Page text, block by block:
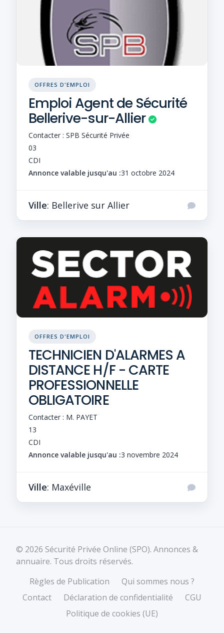
OFFRES D'EMPLOI
Emploi Agent de Sécurité
Bellerive-sur-Allier
Contacter : SPB Sécurité Privée
03
CDI
Annonce valable jusqu'au :31 octobre 2024
Ville: Bellerive sur Allier
OFFRES D'EMPLOI
TECHNICIEN D'ALARMES A
DISTANCE H/F - CARTE
PROFESSIONNELLE
OBLIGATOIRE
Contacter : M. PAYET
13
CDI
Annonce valable jusqu'au :3 novembre 2024
Ville: Maxéville
© 2026 Sécurité Privée Online (SPO). Annonces &
annuaire. Tous droits réservés.
Règles de Publication
Qui sommes nous ?
Contact
Déclaration de confidentialité
CGU
Politique de cookies (UE)